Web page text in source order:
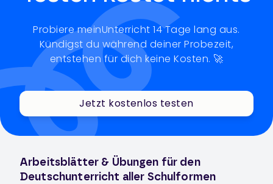
Probiere meinUnterricht 14 Tage lang aus.
Kündigst du während deiner Probezeit,
entstehen für dich keine Kosten. 🚀
Jetzt kostenlos testen
Arbeitsblätter & Übungen für den
Deutschunterricht aller Schulformen